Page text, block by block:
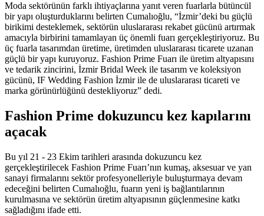
Moda sektörünün farklı ihtiyaçlarına yanıt veren fuarlarla bütüncül
bir yapı oluşturduklarını belirten Cumalıoğlu, “İzmir’deki bu güçlü
birikimi desteklemek, sektörün uluslararası rekabet gücünü artırmak
amacıyla birbirini tamamlayan üç önemli fuarı gerçekleştiriyoruz. Bu
üç fuarla tasarımdan üretime, üretimden uluslararası ticarete uzanan
güçlü bir yapı kuruyoruz. Fashion Prime Fuarı ile üretim altyapısını
ve tedarik zincirini, İzmir Bridal Week ile tasarım ve koleksiyon
gücünü, IF Wedding Fashion İzmir ile de uluslararası ticareti ve
marka görünürlüğünü destekliyoruz” dedi.
Fashion Prime dokuzuncu kez kapılarını
açacak
Bu yıl 21 - 23 Ekim tarihleri arasında dokuzuncu kez
gerçekleştirilecek Fashion Prime Fuarı’nın kumaş, aksesuar ve yan
sanayi firmalarını sektör profesyonelleriyle buluşturmaya devam
edeceğini belirten Cumalıoğlu, fuarın yeni iş bağlantılarının
kurulmasına ve sektörün üretim altyapısının güçlenmesine katkı
sağladığını ifade etti.